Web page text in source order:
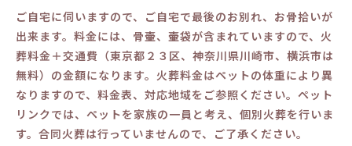
ご自宅に伺いますので、ご自宅で最後のお別れ、お骨拾いが
出来ます。料金には、骨壷、壷袋が含まれていますので、火
葬料金＋交通費（東京都２３区、神奈川県川崎市、横浜市は
無料）の金額になります。火葬料金はペットの体重により異
なりますので、料金表、対応地域をご参照ください。ペット
リンクでは、ペットを家族の一員と考え、個別火葬を行いま
す。合同火葬は行っていませんので、ご了承ください。